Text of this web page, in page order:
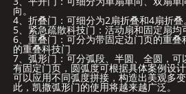
向。
4、折叠门：可细分为2扇折叠和4扇折叠。
5、紧急疏散科技门：活动扇和固定扇均
6、重叠门：可分为带固定边门页的重
的重叠科技门
7、弧形门：可分弧段、半圆、全圆，
有固定门页，圆弧度可根据具体案例设
可以应用不同弧度拼接，构造出美观多
此，凯撒弧形门的使用将越来越广泛。